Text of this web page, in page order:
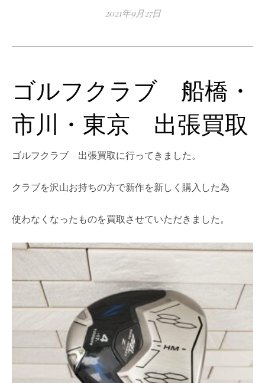
2021年9月27日
ゴルフクラブ 船橋・
市川・東京 出張買取
ゴルフクラブ 出張買取に行ってきました。
クラブを沢山お持ちの方で新作を新しく購入した為
使わなくなったものを買取させていただきました。